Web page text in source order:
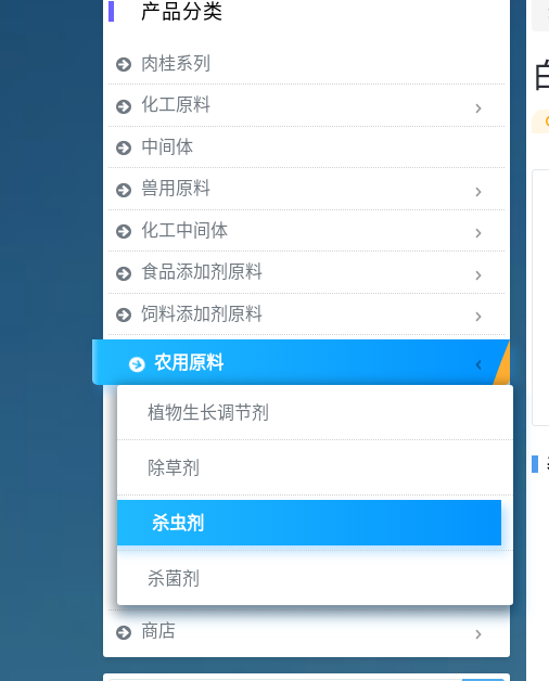
产品分类
肉桂系列
化工原料
中间体
兽用原料
化工中间体
食品添加剂原料
饲料添加剂原料
农用原料
植物生长调节剂
除草剂
杀虫剂
杀菌剂
商店